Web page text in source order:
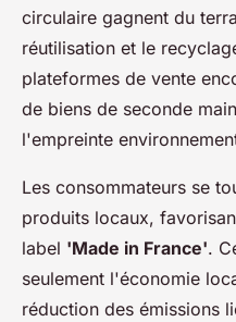
circulaire gagnent du
réutilisation et le
plateformes de vente
de biens de seconde
l'empreinte
Les consommateurs se
produits locaux,
label 'Made in France'.
seulement l'économie
réduction des émissions